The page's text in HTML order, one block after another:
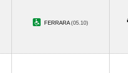
FERRARA(05.10)